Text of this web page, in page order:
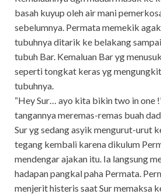
basah kuyup oleh air mani
sebelumnya. Permata memekik
tubuhnya ditarik ke belakang
tubuh Bar. Kemaluan Bar yg
seperti tongkat keras yg
tubuhnya.
“Hey Sur… ayo kita bikin two in one
tangannya meremas-remas buah
Sur yg sedang asyik mengurut-urut
tegang kembali karena dikulum
mendengar ajakan itu. Ia langsung
hadapan pangkal paha Permata.
menjerit histeris saat Sur memaksa